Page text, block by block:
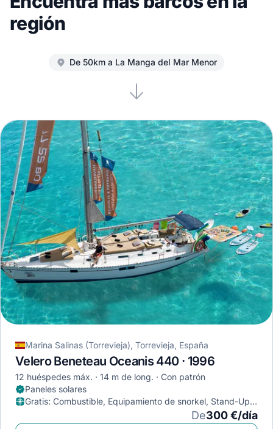
región
De 50km a La Manga del Mar Menor
Marina Salinas (Torrevieja), Torrevieja, España
Velero Beneteau Oceanis 440 · 1996
12 huéspedes máx. 14 m de long.
Con patrón
Paneles solares
Gratis: Combustible, Equipamiento de snorkel, Stand-Up
De300 €/día